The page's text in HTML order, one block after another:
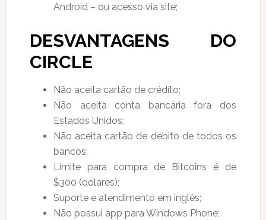
Android – ou acesso via site;
DESVANTAGENS DO
CIRCLE
Não aceita cartão de crédito;
Não aceita conta bancária fora dos
Estados Unidos;
Não aceita cartão de débito de todos os
bancos;
Limite para compra de Bitcoins é de
$300 (dólares);
Suporte e atendimento em inglês;
Não possui app para Windows Phone;